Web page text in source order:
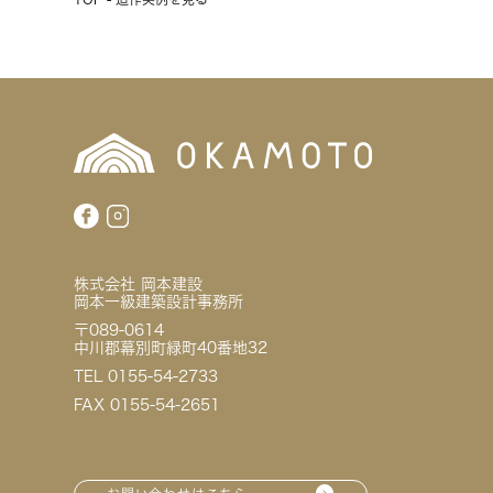
株式会社 岡本建設
岡本一級建築設計事務所
〒089-0614
中川郡幕別町緑町40番地32
TEL 0155-54-2733
FAX 0155-54-2651